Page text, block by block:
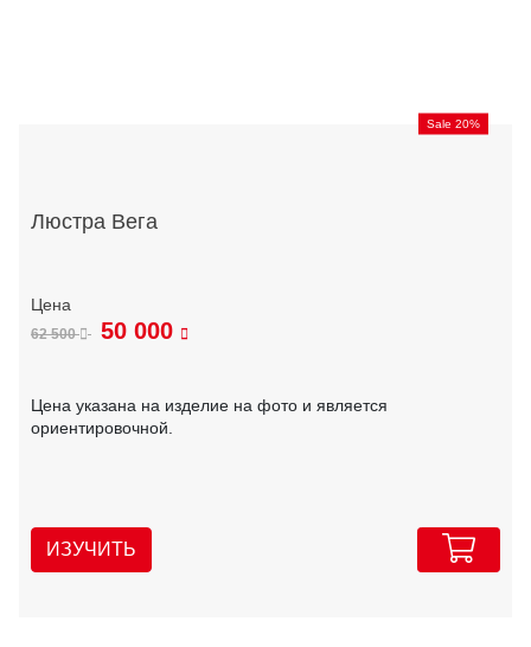
Sale 20%
Люстра Вега
62 500 50 000
Цена указана на изделие на фото и является
ориентировочной.
ИЗУЧИТЬ